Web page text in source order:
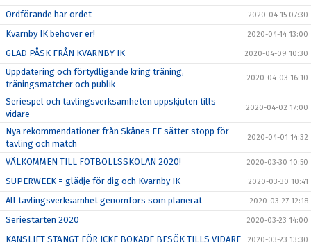
Ordförande har ordet 2020-04-15 07:30
Kvarnby IK behöver er! 2020-04-14 13:00
GLAD PÅSK FRÅN KVARNBY IK 2020-04-09 10:30
Uppdatering och förtydligande kring träning,
träningsmatcher och publik
2020-04-03 16:10
Seriespel och tävlingsverksamheten uppskjuten tills
vidare
2020-04-02 17:00
Nya rekommendationer från Skånes FF sätter stopp för
tävling och match
2020-04-01 14:32
VÄLKOMMEN TILL FOTBOLLSSKOLAN 2020! 2020-03-30 10:50
SUPERWEEK = glädje för dig och Kvarnby IK 2020-03-30 10:41
All tävlingsverksamhet genomförs som planerat 2020-03-27 12:18
Seriestarten 2020 2020-03-23 14:00
KANSLIET STÄNGT FÖR ICKE BOKADE BESÖK TILLS VIDARE 2020-03-23 13:30